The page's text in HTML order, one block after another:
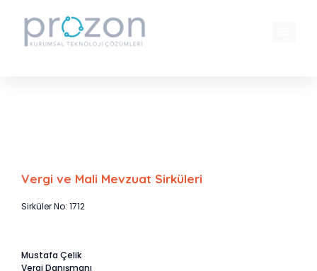
Vergi ve Mali Mevzuat Sirküleri
Sirküler No: 1712
Mustafa Çelik
VergiDanışmanı